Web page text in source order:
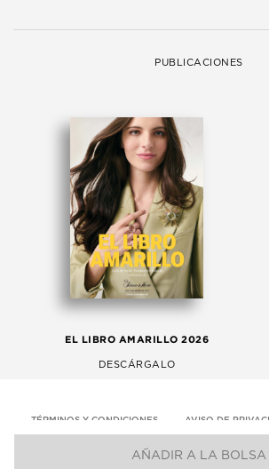
AÑADIR A LA BOLSA
PUBLICACIONES
EL LIBRO AMARILLO 2026
DESCÁRGALO
TÉRMINOS Y CONDICIONES AVISO DE